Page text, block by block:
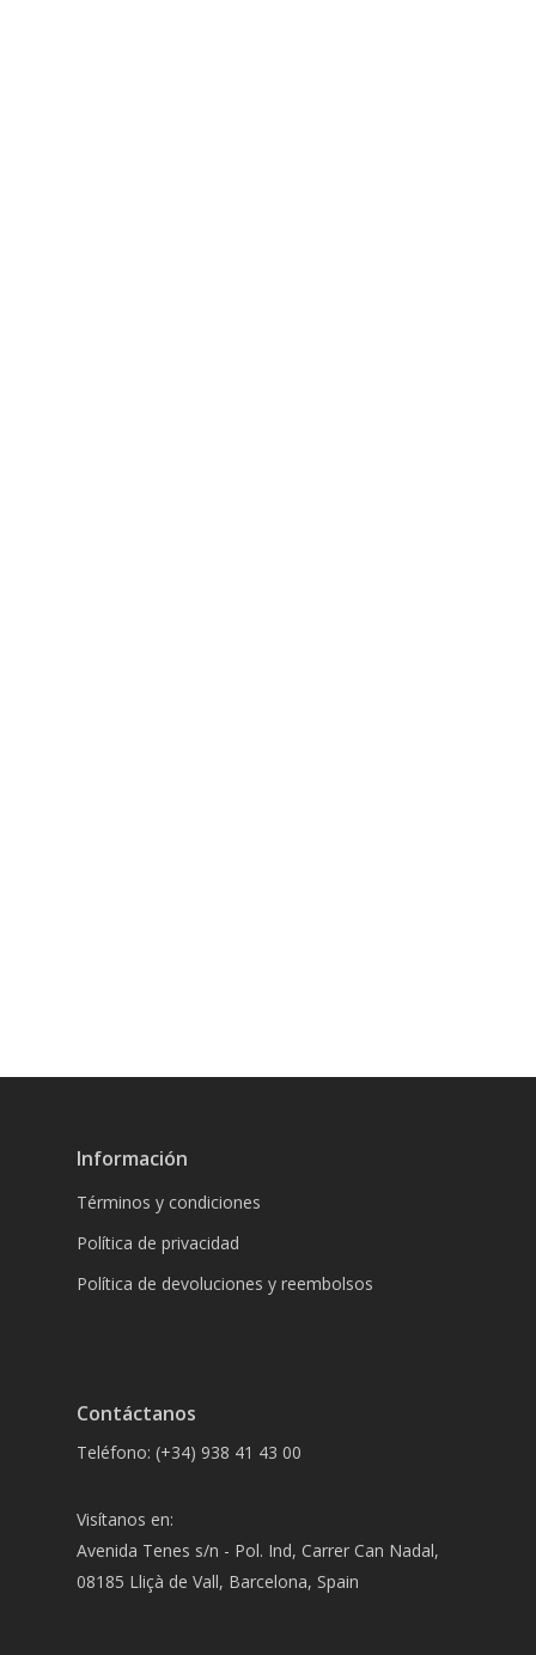
Información
Términos y condiciones
Política de privacidad
Política de devoluciones y reembolsos
Contáctanos
Teléfono: (+34) 938 41 43 00
Visítanos en:
Avenida Tenes s/n - Pol. Ind, Carrer Can Nadal,
08185 Lliçà de Vall, Barcelona, Spain